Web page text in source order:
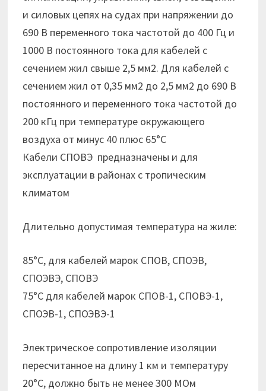
и силовых цепях на судах при напряжении до
690 В переменного тока частотой до 400 Гц и
1000 В постоянного тока для кабелей с
сечением жил свыше 2,5 мм2. Для кабелей с
сечением жил от 0,35 мм2 до 2,5 мм2 до 690 В
постоянного и переменного тока частотой до
200 кГц при температуре окружающего
воздуха от минус 40 плюс 65°С
Кабели СПОВЭ предназначены и для
эксплуатации в районах с тропическим
климатом
Длительно допустимая температура на жиле:
85°С, для кабелей марок СПОВ, СПОЭВ,
СПОЭВЭ, СПОВЭ
75°С для кабелей марок СПОВ-1, СПОВЭ-1,
СПОЭВ-1, СПОЭВЭ-1
Электрическое сопротивление изоляции
пересчитанное на длину 1 км и температуру
20°С, должно быть не менее 300 МОм